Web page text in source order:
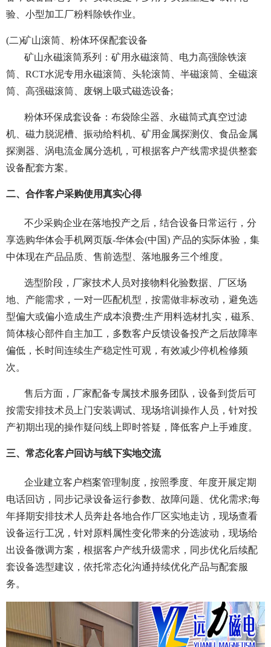
验、小型加工厂粉料除铁作业。
(二)矿山滚筒、粉体环保配套设备
矿山永磁滚筒系列：矿用永磁滚筒、电力高强除铁滚
筒、RCT水泥专用永磁滚筒、头轮滚筒、半磁滚筒、全磁滚
筒、高强磁滚筒、废钢上吸式磁选设备;
粉体环保成套设备：布袋除尘器、永磁筒式真空过滤
机、磁力脱泥槽、振动给料机、矿用金属探测仪、食品金属
探测器、涡电流金属分选机，可根据客户产线需求提供整套
设备配套方案。
二、合作客户采购使用真实心得
不少采购企业在落地投产之后，结合设备日常运行，分
享选购华体会手机网页版-华体会(中国) 产品的实际体验，集
中体现在产品品质、售前选型、落地服务三个维度。
选型阶段，厂家技术人员对接物料化验数据、厂区场
地、产能需求，一对一匹配机型，按需做非标改动，避免选
型偏大或偏小造成生产成本浪费;生产用料选材扎实，磁系、
筒体核心部件自主加工，多数客户反馈设备投产之后故障率
偏低，长时间连续生产稳定性可观，有效减少停机检修频
次。
售后方面，厂家配备专属技术服务团队，设备到货后可
按需安排技术员上门安装调试、现场培训操作人员，针对投
产初期出现的操作疑问线上即时答疑，降低客户上手难度。
三、常态化客户回访与线下实地交流
企业建立客户档案管理制度，按照季度、年度开展定期
电话回访，同步记录设备运行参数、故障问题、优化需求;每
年择期安排技术人员奔赴各地合作厂区实地走访，现场查看
设备运行工况，针对原料属性变化带来的分选波动，现场给
出设备微调方案，根据客户产线升级需求，同步优化后续配
套设备选型建议，依托常态化沟通持续优化产品与配套服
务。